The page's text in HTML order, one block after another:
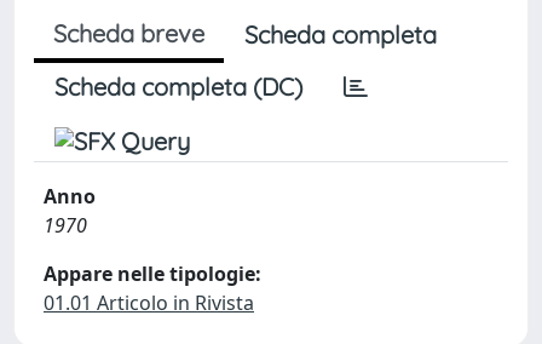
Scheda breve
Scheda completa
Scheda completa (DC)
Anno
1970
Appare nelle tipologie:
01.01 Articolo in Rivista